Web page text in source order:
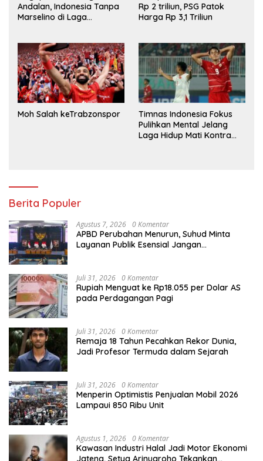
Andalan, Indonesia Tanpa
Marselino di Laga
Rp 2 triliun, PSG Patok
Harga Rp 3,1 Triliun
Moh Salah keTrabzonspor
Timnas Indonesia Fokus
Pulihkan Mental Jelang
Laga Hidup Mati Kontra
Berita Populer
Agustus 7, 2026 0 Komentar
APBD Perubahan Menurun, Suhud Minta
Layanan Publik Esensial Jangan
Juli 31, 2026 0 Komentar
Rupiah Menguat ke Rp18.055 per Dolar AS
pada Perdagangan Pagi
Juli 31, 2026 0 Komentar
Remaja 18 Tahun Pecahkan Rekor Dunia,
Jadi Profesor Termuda dalam Sejarah
Juli 31, 2026 0 Komentar
Menperin Optimistis Penjualan Mobil 2026
Lampaui 850 Ribu Unit
Agustus 1, 2026 0 Komentar
Kawasan Industri Halal Jadi Motor Ekonomi
Jateng, Setya Arinugroho Tekankan